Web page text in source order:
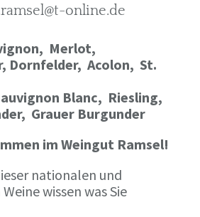
online.de
Merlot,
Dornfelder, Acolon, St.
Blanc, Riesling,
Grauer Burgunder
im Weingut Ramsel!
nationalen und
wissen was Sie